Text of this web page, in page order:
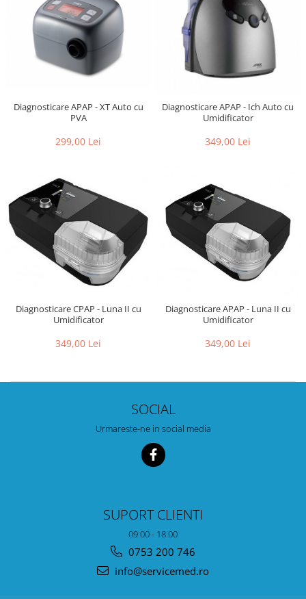
Diagnosticare APAP - XT Auto cu
PVA
299,00 Lei
Diagnosticare APAP - Ich Auto cu
Umidificator
349,00 Lei
Diagnosticare CPAP - Luna II cu
Umidificator
349,00 Lei
Diagnosticare APAP - Luna II cu
Umidificator
349,00 Lei
SOCIAL
Urmareste-ne in social media
SUPORT CLIENTI
09:00 - 18:00
0753 200 746
info@servicemed.ro